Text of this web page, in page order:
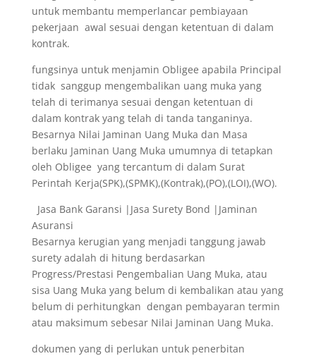
untuk membantu memperlancar pembiayaan
pekerjaan awal sesuai dengan ketentuan di dalam
kontrak.
fungsinya untuk menjamin Obligee apabila Principal
tidak sanggup mengembalikan uang muka yang
telah di terimanya sesuai dengan ketentuan di
dalam kontrak yang telah di tanda tanganinya.
Besarnya Nilai Jaminan Uang Muka dan Masa
berlaku Jaminan Uang Muka umumnya di tetapkan
oleh Obligee yang tercantum di dalam Surat
Perintah Kerja(SPK),(SPMK),(Kontrak),(PO),(LOI),(WO).
Jasa Bank Garansi |Jasa Surety Bond |Jaminan
Asuransi
Besarnya kerugian yang menjadi tanggung jawab
surety adalah di hitung berdasarkan
Progress/Prestasi Pengembalian Uang Muka, atau
sisa Uang Muka yang belum di kembalikan atau yang
belum di perhitungkan dengan pembayaran termin
atau maksimum sebesar Nilai Jaminan Uang Muka.
dokumen yang di perlukan untuk penerbitan